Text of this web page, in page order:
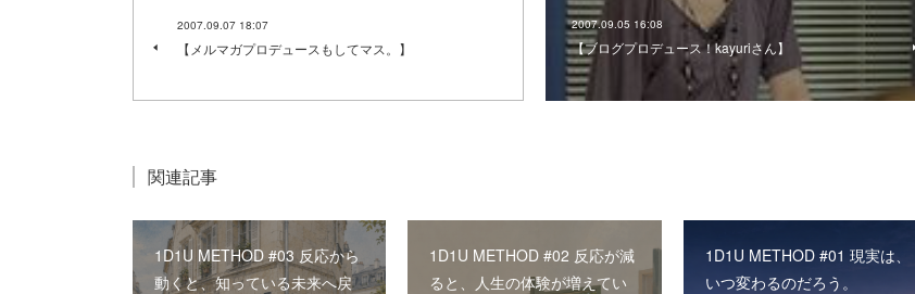
2007.09.07 18:07
【メルマガプロデュースもしてマス。】
2007.09.05 16:08
【ブログプロデュース！kayuriさん】
関連記事
1D1U METHOD #03 反応から
動くと、知っている未来へ戻
1D1U METHOD #02 反応が減
ると、人生の体験が増えてい
1D1U METHOD #01 現実は、
いつ変わるのだろう。